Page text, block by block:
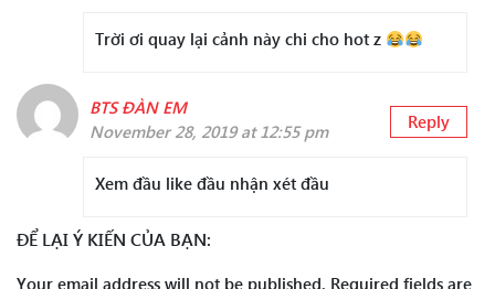
Trời ơi quay lại cảnh này chi cho hot z
BTS ĐÀN EM
November 28, 2019 at 12:55 pm
Reply
Xem đầu like đầu nhận xét đầu
ĐỂ LẠI Ý KIẾN CỦA BẠN:
Your email address will not be published. Required fields are